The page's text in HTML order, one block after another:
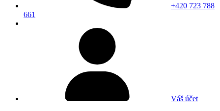
+420 723 788
661
Váš účet